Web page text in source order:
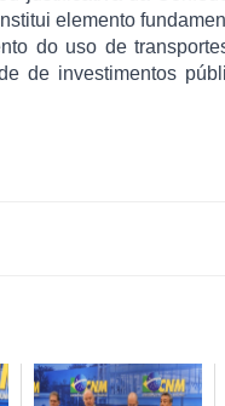
elemento
do uso de
de investimentos